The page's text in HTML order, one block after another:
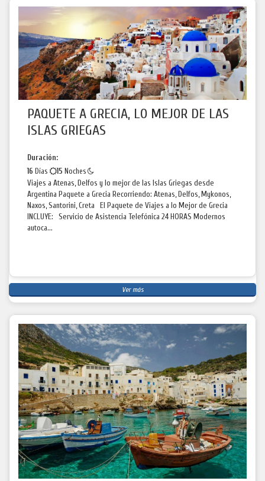
PAQUETE A GRECIA, LO MEJOR DE LAS
ISLAS GRIEGAS
Duración:
16 Días 15 Noches
Viajes a Atenas, Delfos y lo mejor de las Islas Griegas desde
Argentina Paquete a Grecia Recorriendo: Atenas, Delfos, Mykonos,
Naxos, Santorini, Creta El Paquete de Viajes a lo Mejor de Grecia
INCLUYE: Servicio de Asistencia Telefónica 24 HORAS Modernos
autoca...
Ver más